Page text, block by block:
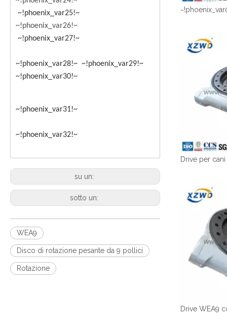
~!phoenix_var25!~
~!phoenix_var26!~
~!phoenix_var27!~
~!phoenix_var28!~ ~!phoenix_var29!~
~!phoenix_var30!~
~!phoenix_var31!~
~!phoenix_var32!~
su un:
sotto un:
WEA9
Disco di rotazione pesante da 9 pollici
Rotazione